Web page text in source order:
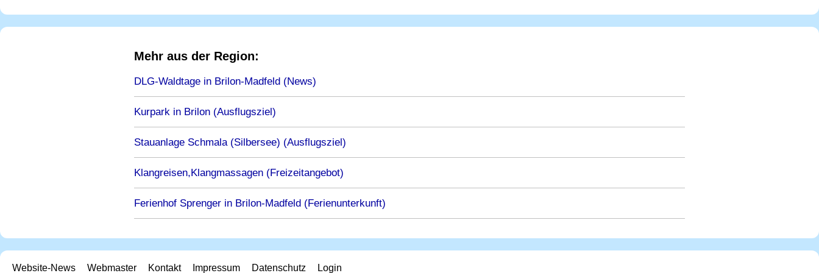
Mehr aus der Region:
DLG-Waldtage in Brilon-Madfeld (News)
Kurpark in Brilon (Ausflugsziel)
Stauanlage Schmala (Silbersee) (Ausflugsziel)
Klangreisen,Klangmassagen (Freizeitangebot)
Ferienhof Sprenger in Brilon-Madfeld (Ferienunterkunft)
Website-News Webmaster Kontakt Impressum Datenschutz Login